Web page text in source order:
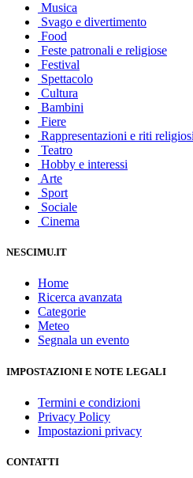
Musica
Svago e divertimento
Food
Feste patronali e religiose
Festival
Spettacolo
Cultura
Bambini
Fiere
Rappresentazioni e riti religiosi
Teatro
Hobby e interessi
Arte
Sport
Sociale
Cinema
NESCIMU.IT
Home
Ricerca avanzata
Categorie
Meteo
Segnala un evento
IMPOSTAZIONI E NOTE LEGALI
Termini e condizioni
Privacy Policy
Impostazioni privacy
CONTATTI